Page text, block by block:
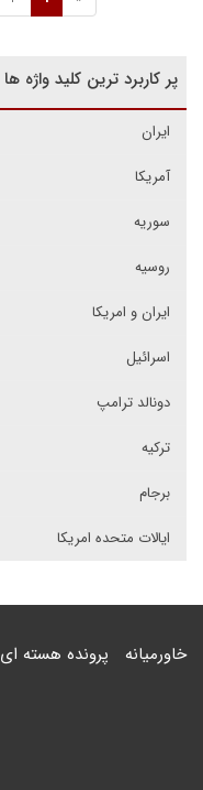
پر کاربرد ترین کلید واژه ها
ایران
آمریکا
سوریه
روسیه
ایران و امریکا
اسرائیل
دونالد ترامپ
ترکیه
برجام
ایالات متحده امریکا
خاورمیانه پرونده هسته ای